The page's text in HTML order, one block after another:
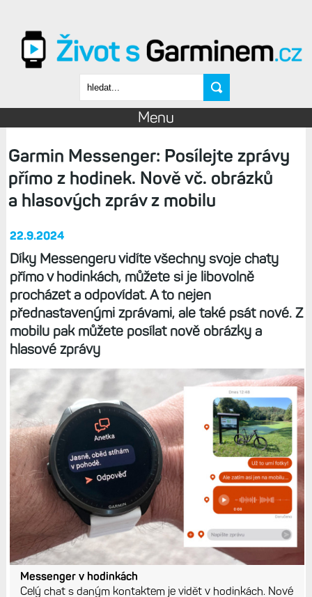
Vyhledávání
Menu
Garmin Messenger: Posílejte zprávy
přímo z hodinek. Nově vč. obrázků
a hlasových zpráv z mobilu
22.9.2024
Díky Messengeru vidíte všechny svoje chaty
přímo v hodinkách, můžete si je libovolně
procházet a odpovídat. A to nejen
přednastavenými zprávami, ale také psát nové. Z
mobilu pak můžete posílat nově obrázky a
hlasové zprávy
Messenger v hodinkách
Celý chat s daným kontaktem je vidět v hodinkách. Nové